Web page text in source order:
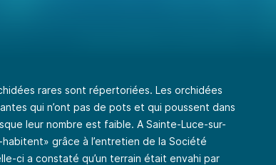
rares sont répertoriées. Les orchidées
qui n’ont pas de pots et qui poussent dans
leur nombre est faible. A Sainte-Luce-sur-
grâce à l’entretien de la Société
ci a constaté qu’un terrain était envahi par